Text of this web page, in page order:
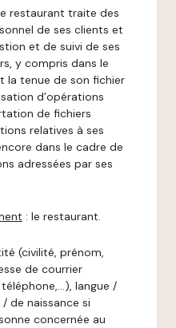
restaurant traite des
de ses clients et
et de suivi de ses
y compris dans le
la tenue de son fichier
d’opérations
de fichiers
relatives à ses
dans le cadre de
adressées par ses
: le restaurant.
(civilité, prénom,
de courrier
langue /
de naissance si
concernée au